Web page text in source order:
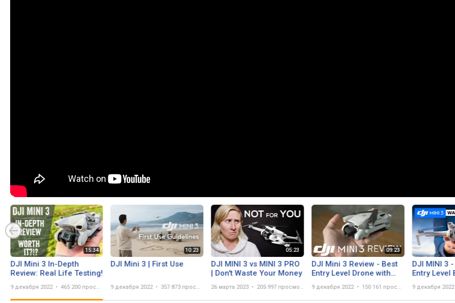
DJI Mini 3 In-Depth
Review: Real Life Testing!
9 декабря 2022 465 200 просмотров
DJI Mini 3 | First Use
9 декабря 2022 357 873 просмотра
DJI MINI 3 vs MINI 3 PRO
| Don't Waste Your Money
26 марта 2023 205 997 просмотров
DJI Mini 3 Review - Best
Entry Level Drone with
9 декабря 2022 150 161 просмотр
DJI MINI 3
Entry Level
9 декабря 2022